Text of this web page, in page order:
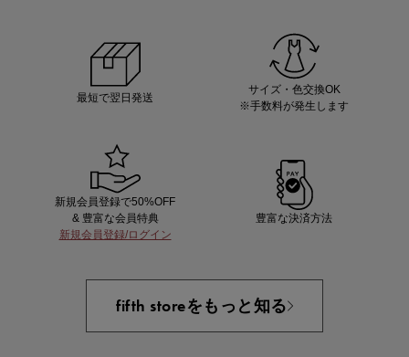
最短で翌日発送
サイズ・色交換OK
※手数料が発生します
新規会員登録で50%OFF
& 豊富な会員特典
新規会員登録/ログイン
豊富な決済方法
fifth storeをもっと知る